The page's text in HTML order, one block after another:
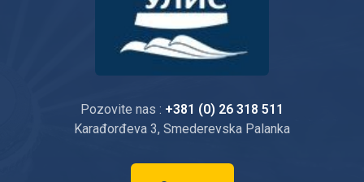
Pozovite nas : +381 (0) 26 318 511
Karađorđeva 3, Smederevska Palanka